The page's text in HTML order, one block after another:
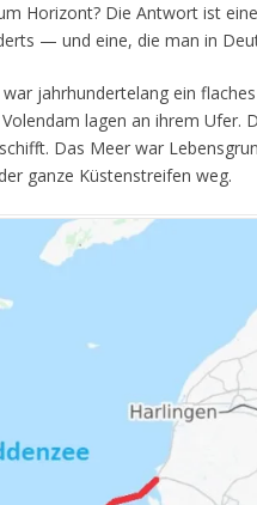
Horizont? Die Antwort ist
— und eine, die man in
jahrhundertelang ein
lagen an ihrem Ufer.
Das Meer war
ganze Küstenstreifen weg.